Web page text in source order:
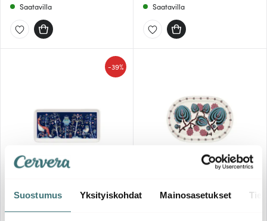
Suostumus Yksityiskohdat Mainosasetukset
Saatavilla Saatavilla
Iittala
Sininen
19.41 € 32.00 €
-39%
41 cm